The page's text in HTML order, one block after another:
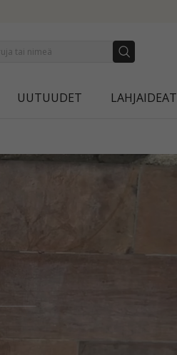
UUTUUDET LAHJAIDEAT